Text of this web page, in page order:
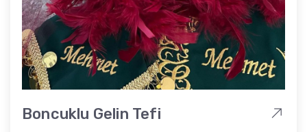
Boncuklu Gelin Tefi